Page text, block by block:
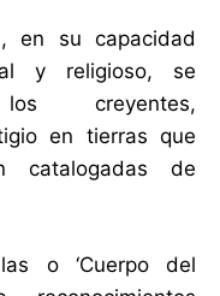
en su capacidad
y religioso, se
creyentes,
en tierras que
de
o ‘Cuerpo del